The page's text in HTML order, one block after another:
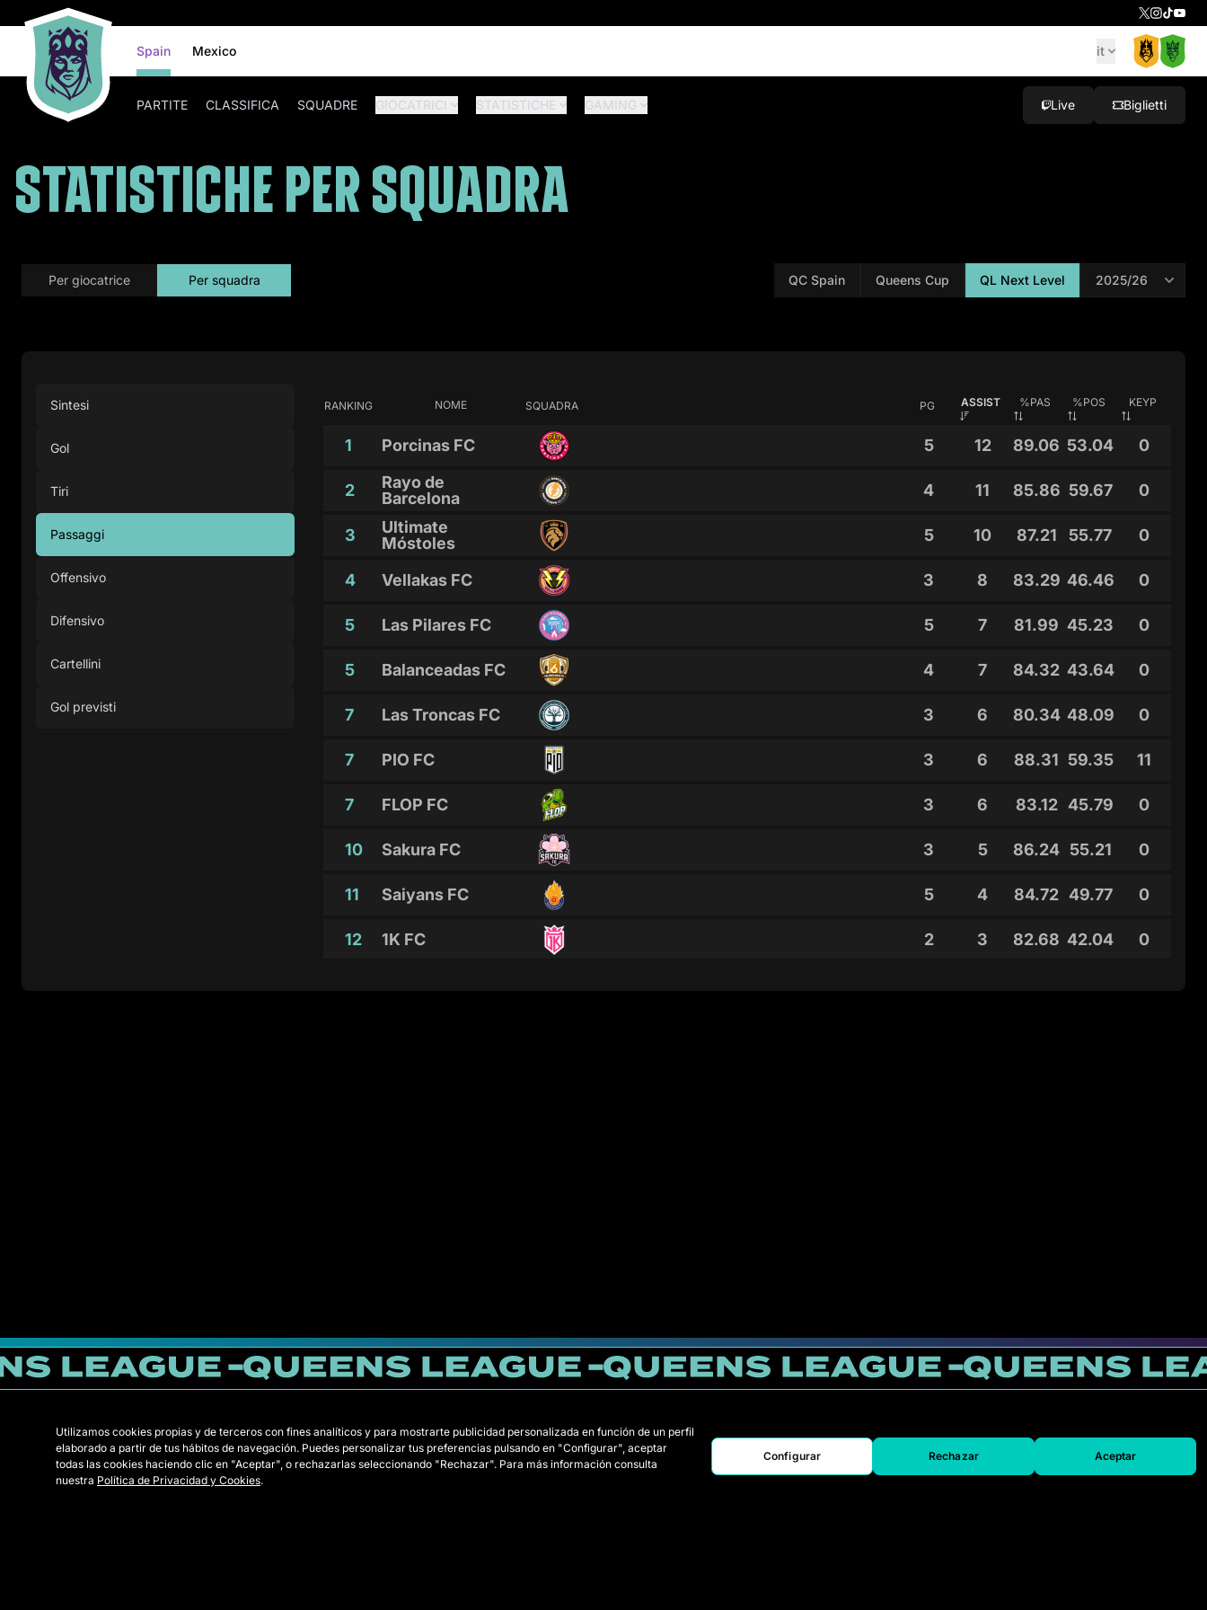
Spain Mexico it
PARTITE CLASSIFICA SQUADRE GIOCATRICI STATISTICHE GAMING Live Biglietti
STATISTICHE PER SQUADRA
per giocatrice per squadra QC Spain Queens Cup QL Next Level
Sintesi
Gol
Tiri
Passaggi
Offensivo
Difensivo
Cartellini
Gol previsti
RANKING NOME SQUADRA PG ASSIST %PAS %POS KEYP
1 Porcinas FC 5 12 89.06 53.04 0
2
Rayo de
Barcelona
4 11 85.86 59.67 0
3
Ultimate
Móstoles
5 10 87.21 55.77 0
4 Vellakas FC 3 8 83.29 46.46 0
5 Las Pilares FC 5 7 81.99 45.23 0
5 Balanceadas FC 4 7 84.32 43.64 0
7 Las Troncas FC 3 6 80.34 48.09 0
7 PIO FC 3 6 88.31 59.35 11
7 FLOP FC 3 6 83.12 45.79 0
10 Sakura FC 3 5 86.24 55.21 0
11 Saiyans FC 5 4 84.72 49.77 0
12 1K FC 2 3 82.68 42.04 0
1K BAL ELB FLP FNH JFC PIL TFC MDM SAK
Utilizamos cookies propias y de terceros con fines analíticos y para mostrarte publicidad personalizada en función de un perfil
elaborado a partir de tus hábitos de navegación. Puedes personalizar tus preferencias pulsando en "Configurar", aceptar
todas las cookies haciendo clic en "Aceptar", o rechazarlas seleccionando "Rechazar". Para más información consulta
nuestra Política de Privacidad y Cookies.
Configurar Rechazar Aceptar